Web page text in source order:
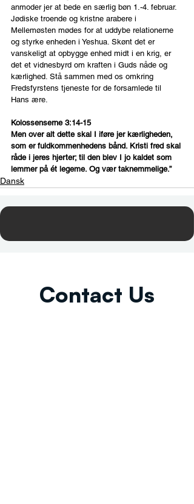
anmoder jer at bede en særlig bøn 1.-4. februar.
Jødiske troende og kristne arabere i
Mellemøsten mødes for at uddybe relationerne
og styrke enheden i Yeshua. Skønt det er
vanskeligt at opbygge enhed midt i en krig, er
det et vidnesbyrd om kraften i Guds nåde og
kærlighed. Stå sammen med os omkring
Fredsfyrstens tjeneste for de forsamlede til
Hans ære.
Kolossenserne 3:14-15
Men over alt dette skal I iføre jer kærligheden,
som er fuldkommenhedens bånd. Kristi fred skal
råde i jeres hjerter; til den blev I jo kaldet som
lemmer på ét legeme. Og vær taknemmelige.”
Dansk
Contact Us